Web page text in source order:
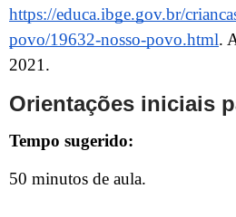
https://educa.ibge.gov.br/
povo/19632-nosso-povo.html.
2021.
Orientações iniciais
Tempo sugerido:
50 minutos de aula.